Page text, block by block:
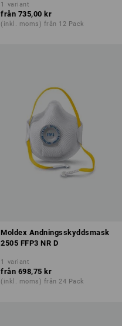
1 variant
från 735,00 kr
(inkl. moms) från 12 Pack
Moldex Andningsskyddsmask
2505 FFP3 NR D
1 variant
från 698,75 kr
(inkl. moms) från 24 Pack